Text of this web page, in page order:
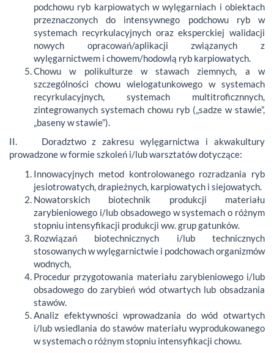
podchowu ryb karpiowatych w wylęgarniach i obiektach
przeznaczonych do intensywnego podchowu ryb w
systemach recyrkulacyjnych oraz eksperckiej walidacji
nowych opracowań/aplikacji związanych z
wylęgarnictwem i chowem/hodowlą ryb karpiowatych.
Chowu w polikulturze w stawach ziemnych, a w
szczególności chowu wielogatunkowego w systemach
recyrkulacyjnych, systemach multitroficznnych,
zintegrowanych systemach chowu ryb („sadze w stawie”,
„baseny w stawie”).
II. Doradztwo z zakresu wylęgarnictwa i akwakultury
prowadzone w formie szkoleń i/lub warsztatów dotyczące:
Innowacyjnych metod kontrolowanego rozradzania ryb
jesiotrowatych, drapieżnych, karpiowatych i siejowatych.
Nowatorskich biotechnik produkcji materiału
zarybieniowego i/lub obsadowego w systemach o różnym
stopniu intensyfikacji produkcji ww. grup gatunków.
Rozwiązań biotechnicznych i/lub technicznych
stosowanych w wylęgarnictwie i podchowach organizmów
wodnych,
Procedur przygotowania materiału zarybieniowego i/lub
obsadowego do zarybień wód otwartych lub obsadzania
stawów.
Analiz efektywności wprowadzania do wód otwartych
i/lub wsiedlania do stawów materiału wyprodukowanego
w systemach o różnym stopniu intensyfikacji chowu.